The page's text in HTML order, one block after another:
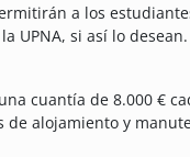
a los
UPNA, si así lo
cuantía de 8.000 €
alojamiento y